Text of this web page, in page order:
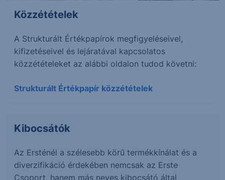
Közzétételek
A Strukturált Értékpapírok megfigyeléseivel,
kifizetéseivel és lejáratával kapcsolatos
közzétételeket az alábbi oldalon tudod követni:
Strukturált Értékpapír közzétételek
Kibocsátók
Az Ersténél a szélesebb körű termékkínálat és a
diverzifikáció érdekében nemcsak az Erste
Csoport, hanem más neves kibocsátó által